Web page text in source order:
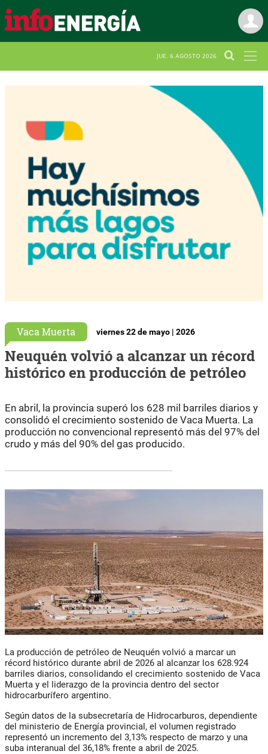
JUE. 6 AGOSTO 2026
Vaca Muerta viernes 22 de mayo | 2026
Neuquén volvió a alcanzar un récord
histórico en producción de petróleo
En abril, la provincia superó los 628 mil barriles diarios y
consolidó el crecimiento sostenido de Vaca Muerta. La
producción no convencional representó más del 97% del
crudo y más del 90% del gas producido.
La producción de petróleo de Neuquén volvió a marcar un
récord histórico durante abril de 2026 al alcanzar los 628.924
barriles diarios, consolidando el crecimiento sostenido de Vaca
Muerta y el liderazgo de la provincia dentro del sector
hidrocarburífero argentino.
Según datos de la subsecretaría de Hidrocarburos, dependiente
del ministerio de Energía provincial, el volumen registrado
representó un incremento del 3,13% respecto de marzo y una
suba interanual del 36,18% frente a abril de 2025.